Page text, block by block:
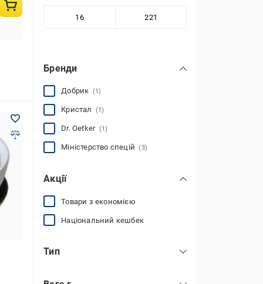
Бренди
Добрик (1)
Кристал (1)
Dr. Oetker (1)
Міністерство спецій(3)
Акції
Товари з економією
Національний кешбек
Тип